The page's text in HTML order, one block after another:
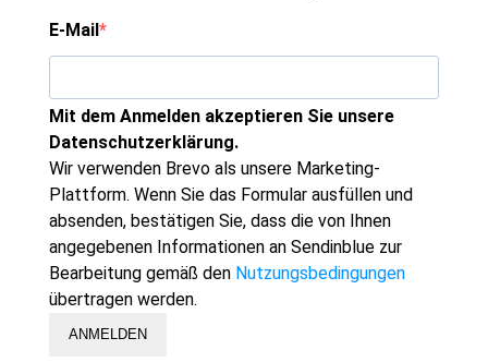
E-Mail
Mit dem Anmelden akzeptieren Sie unsere
Datenschutzerklärung.
Wir verwenden Brevo als unsere Marketing-
Plattform. Wenn Sie das Formular ausfüllen und
absenden, bestätigen Sie, dass die von Ihnen
angegebenen Informationen an Sendinblue zur
Bearbeitung gemäß den Nutzungsbedingungen
übertragen werden.
ANMELDEN